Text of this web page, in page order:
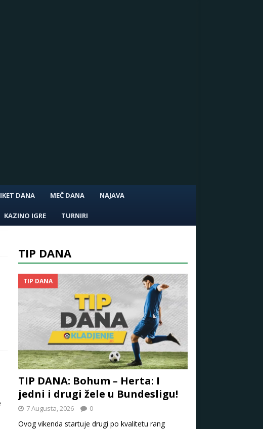
DANA MEČ DANA NAJAVA
KAZINO IGRE TURNIRI
TIP DANA
TIP DANA
TIP DANA: Bohum – Herta: I
jedni i drugi žele u Bundesligu!
7 Augusta, 2026 0
Ovog vikenda startuje drugi po kvalitetu rang